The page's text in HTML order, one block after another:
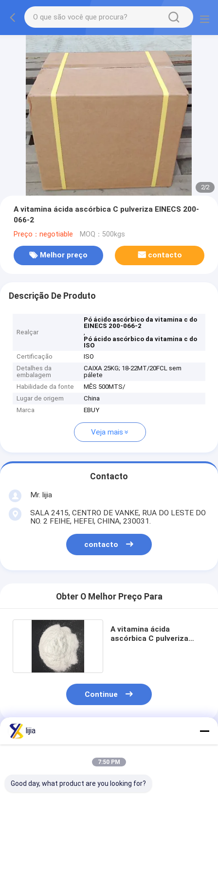
2/2
A vitamina ácida ascórbica C pulveriza EINECS 200-
066-2
Preço：negotiable MOQ：500kgs
Melhor preço contacto
Descrição De Produto
Realçar
Pó ácido ascórbico da vitamina c do
EINECS 200-066-2
,
Pó ácido ascórbico da vitamina c do
ISO
Certificação
ISO
Detalhes da
embalagem
CAIXA 25KG; 18-22MT/20FCL sem
pálete
Habilidade da fonte
MÊS 500MTS/
Lugar de origem
China
Marca
EBUY
Veja mais
Contacto
Mr. lijia
SALA 2415, CENTRO DE VANKE, RUA DO LESTE DO
NO. 2 FEIHE, HEFEI, CHINA, 230031.
contacto
Obter O Melhor Preço Para
A vitamina ácida
ascórbica C pulveriza
Continue
Produtos Recomendados
lijia
7:50 PM
Good day, what product are you looking for?